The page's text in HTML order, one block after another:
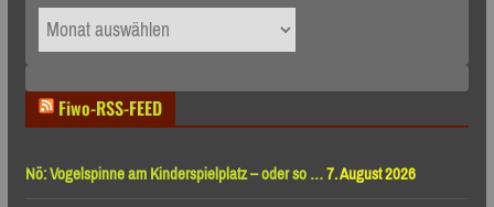
Archiv
nach
Fiwo-RSS-FEED
Nö: Vogelspinne am Kinderspielplatz – oder so …7. August 2026